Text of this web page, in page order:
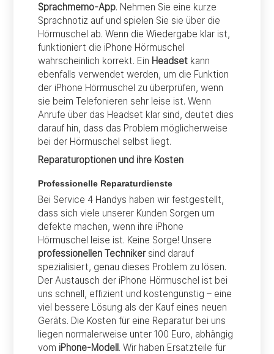
Sprachmemo-App. Nehmen Sie eine kurze
Sprachnotiz auf und spielen Sie sie über die
Hörmuschel ab. Wenn die Wiedergabe klar ist,
funktioniert die iPhone Hörmuschel
wahrscheinlich korrekt. Ein Headset kann
ebenfalls verwendet werden, um die Funktion
der iPhone Hörmuschel zu überprüfen, wenn
sie beim Telefonieren sehr leise ist. Wenn
Anrufe über das Headset klar sind, deutet dies
darauf hin, dass das Problem möglicherweise
bei der Hörmuschel selbst liegt.
Reparaturoptionen und ihre Kosten
Professionelle Reparaturdienste
Bei Service 4 Handys haben wir festgestellt,
dass sich viele unserer Kunden Sorgen um
defekte machen, wenn ihre iPhone
Hörmuschel leise ist. Keine Sorge! Unsere
professionellen Technikersind darauf
spezialisiert, genau dieses Problem zu lösen.
Der Austausch der iPhone Hörmuschel ist bei
uns schnell, effizient und kostengünstig – eine
viel bessere Lösung als der Kauf eines neuen
Geräts. Die Kosten für eine Reparatur bei uns
liegen normalerweise unter 100 Euro, abhängig
vom iPhone-Modell. Wir haben Ersatzteile für